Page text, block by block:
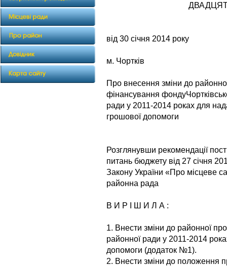
від 30 січня 2014 року
м. Чортків
Про внесення зміни до
фінансування
ради у 2011-2014 роках для
грошової допомоги
Розглянувши рекомендації
питань бюджету від 27 січня
Закону України «Про місцеве
районна рада
В И Р І Ш И Л А :
1. Внести зміни до районної
районної ради у 2011-2014
допомоги (додаток №1).
2. Внести зміни до положення